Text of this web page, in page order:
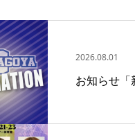
2026.08.01
お知らせ「